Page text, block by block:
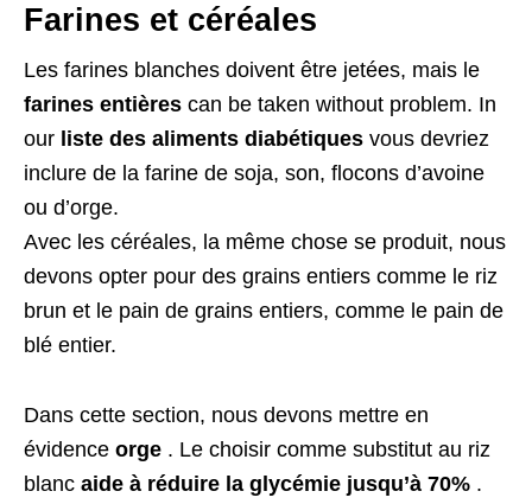
Farines et céréales
Les farines blanches doivent être jetées, mais le
farines entières can be taken without problem. In
our liste des aliments diabétiques vous devriez
inclure de la farine de soja, son, flocons d’avoine
ou d’orge.
Avec les céréales, la même chose se produit, nous
devons opter pour des grains entiers comme le riz
brun et le pain de grains entiers, comme le pain de
blé entier.
Dans cette section, nous devons mettre en
évidence orge . Le choisir comme substitut au riz
blanc aide à réduire la glycémie jusqu’à 70% .